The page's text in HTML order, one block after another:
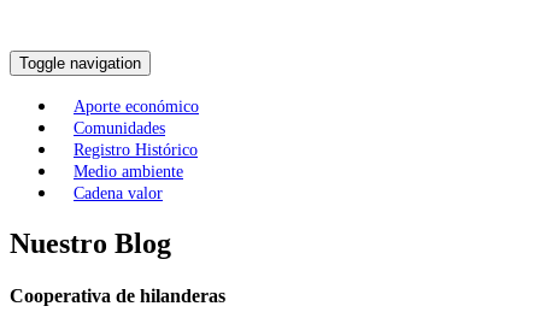
Toggle navigation
Aporte económico
Comunidades
Registro Histórico
Medio ambiente
Cadena valor
Nuestro Blog
Cooperativa de hilanderas